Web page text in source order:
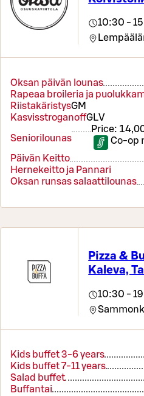
10:30 -
Oksan päivän lounas
Rapeaa broileria ja
RiistakäristysGM
KasvisstroganoffGLV
Seniorilounas
Price:
Co-op
Päivän Keitto
Hernekeitto ja Pannari
Oksan runsas salaattilounas
Pizza &
Kaleva,
10:30 -
Kids buffet 3-6 years
Kids buffet 7-11 years
Salad buffet
Buffantai